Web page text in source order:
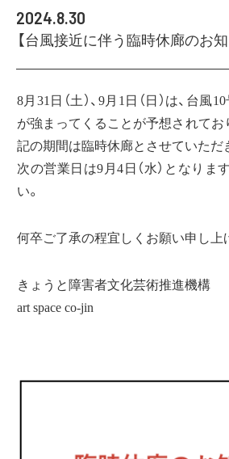
2024.8.30
【台風接近に伴う臨時休廊のお知
8月31日（土）、9月1日（日）は、台
が強まってくることが予想されてお
記の期間は臨時休廊とさせていただ
次の営業日は9月4日（水）となりま
い。
何卒ご了承の程宜しくお願い申し上
きょうと障害者文化芸術推進機構
art space co-jin